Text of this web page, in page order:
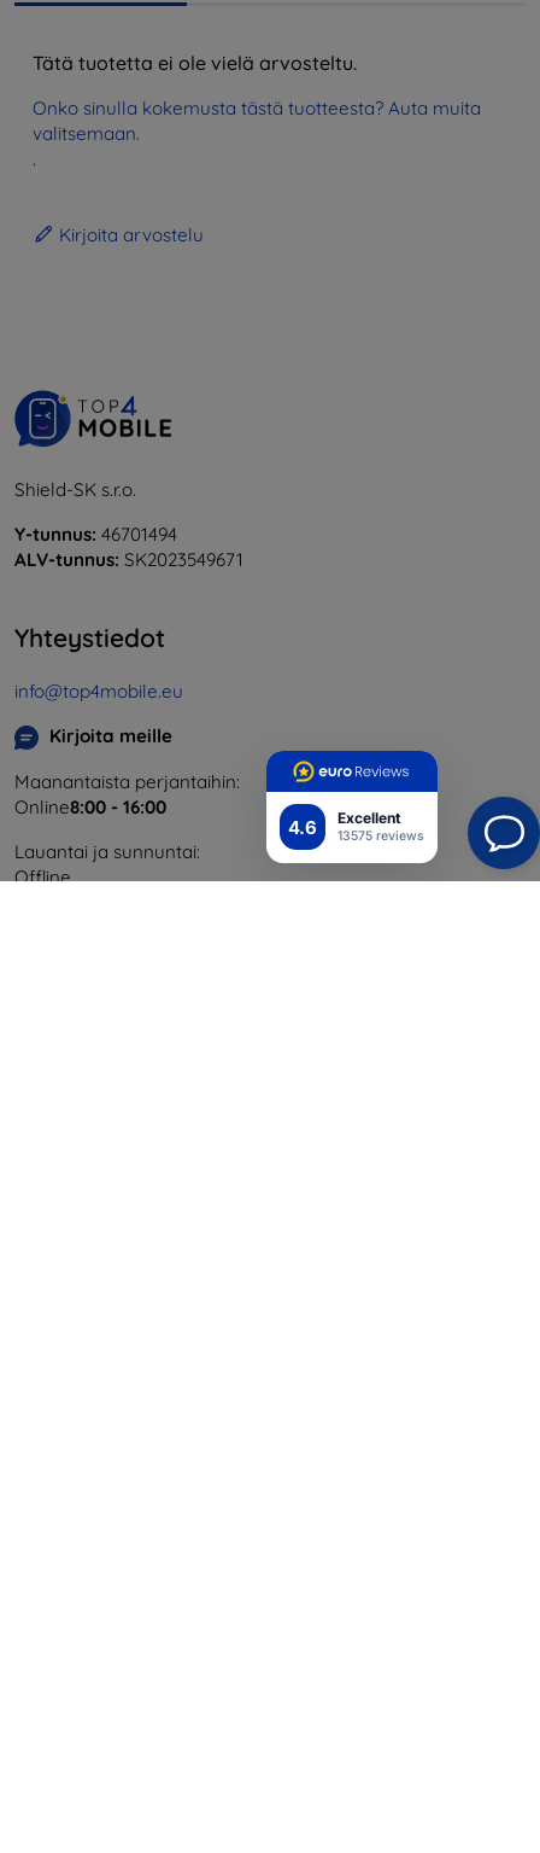
4.6 Excellent
13575 reviews
Tätä tuotetta ei ole vielä arvosteltu.
Onko sinulla kokemusta tästä tuotteesta? Auta muita
valitsemaan.
.
Kirjoita arvostelu
Shield-SK s.r.o.
Y-tunnus: 46701494
ALV-tunnus: SK2023549671
Yhteystiedot
info@top4mobile.eu
Kirjoita meille
Maanantaista perjantaihin:
Online8:00 - 16:00
Lauantai ja sunnuntai:
Offline